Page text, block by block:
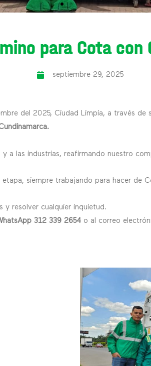
para Cota con
septiembre 29, 2025
del 2025, Ciudad Limpia, a través
a las industrias, reafirmando nuestro
siempre trabajando para hacer de
y resolver cualquier inquietud.
312 339 2654 o al correo